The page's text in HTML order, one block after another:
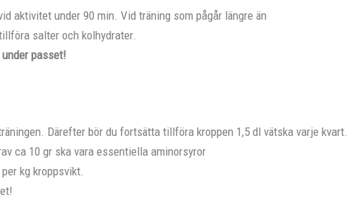
aktivitet under 90 min. Vid träning som pågår längre än
salter och kolhydrater.
passet!
Därefter bör du fortsätta tillföra kroppen 1,5 dl vätska varje kvart.
ca 10 gr ska vara essentiella aminorsyror
kg kroppsvikt.